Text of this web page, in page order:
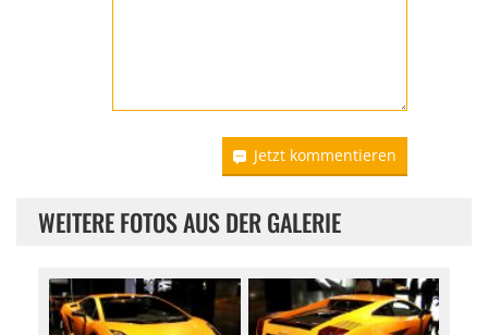
Jetzt kommentieren
WEITERE FOTOS AUS DER GALERIE